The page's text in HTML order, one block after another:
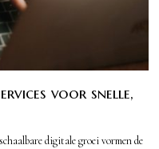
voor snelle,
digitale groei vormen de